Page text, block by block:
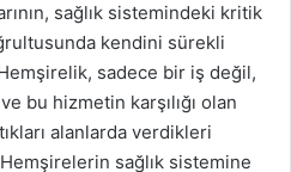
sağlık sistemindeki kritik
kendini sürekli
sadece bir iş değil,
bu hizmetin karşılığı olan
alanlarda verdikleri
sağlık sistemine